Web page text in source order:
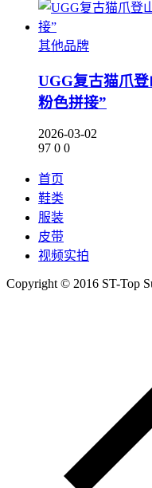
其他品牌
UGG复古猫爪
粉色拼接”
2026-03-02
97 0 0
首页
鞋类
服装
皮带
视频实拍
Copyright © 2016 ST-Top